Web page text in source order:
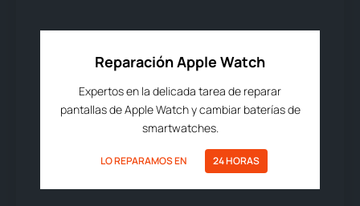
Reparación Apple Watch
Expertos en la delicada tarea de reparar
pantallas de Apple Watch y cambiar baterías de
smartwatches.
LO REPARAMOS EN 24 HORAS